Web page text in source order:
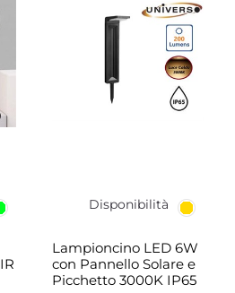
Disponibilità
Lampioncino LED 6W
con Pannello Solare e
Picchetto 3000K IP65